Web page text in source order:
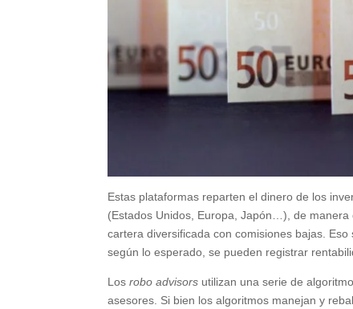
Estas plataformas reparten el dinero de los
(Estados Unidos, Europa, Japón…), de
cartera diversificada con comisiones bajas.
según lo esperado, se pueden registrar
Losrobo advisors utilizan una serie de
asesores. Si bien los algoritmos manejan y